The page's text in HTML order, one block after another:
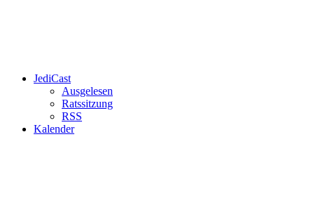
JediCast
Ausgelesen
Ratssitzung
RSS
Kalender